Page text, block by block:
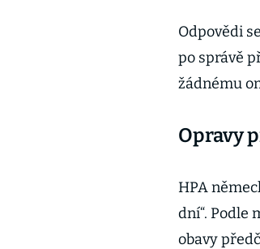
Odpovědi
po správě
žádnému
Opravy
HPA
dní“. Podle
obavy